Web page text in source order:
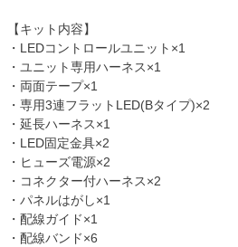
【キット内容】
・LEDコントロールユニット×1
・ユニット専用ハーネス×1
・両面テープ×1
・専用3連フラットLED(Bタイプ)×2
・延長ハーネス×1
・LED固定金具×2
・ヒューズ電源×2
・コネクター付ハーネス×2
・パネルはがし×1
・配線ガイド×1
・配線バンド×6